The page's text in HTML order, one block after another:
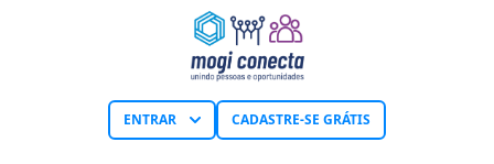
ENTRAR CADASTRE-SE GRÁTIS